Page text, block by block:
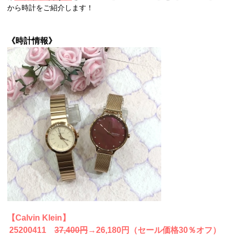
から時計をご紹介します！
《時計情報》
【Calvin Klein】
25200411 37,400円→26,180円（セール価格30％オフ）